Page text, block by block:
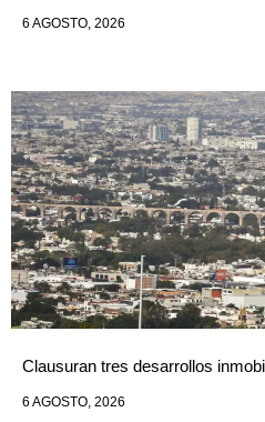
6 AGOSTO, 2026
Clausuran tres desarrollos
6 AGOSTO, 2026